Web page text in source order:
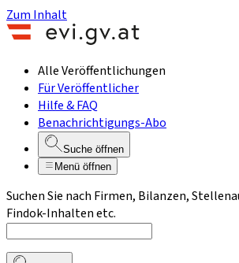
Zum Inhalt
Alle Veröffentlichungen
Für Veröffentlicher
Hilfe & FAQ
Benachrichtigungs-Abo
Suche öffnen
Menü öffnen
Suchen Sie nach Firmen, Bilanzen,
Findok-Inhalten etc.